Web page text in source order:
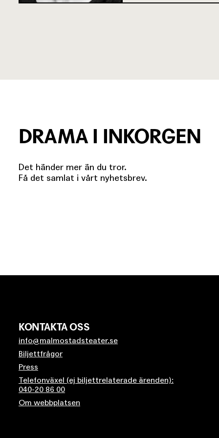
DRAMA I INKORGEN
Det händer mer än du tror.
Få det samlat i vårt nyhetsbrev.
KONTAKTA OSS
info@malmostadsteater.se
Biljettfrågor
Press
Telefonväxel (ej biljettrelaterade ärenden):
040-20 86 00
Om webbplatsen